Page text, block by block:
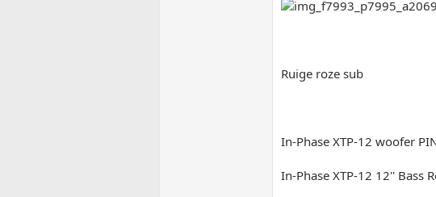
Ruige roze sub
In-Phase XTP-12 woofer
In-Phase XTP-12 12'' Bass